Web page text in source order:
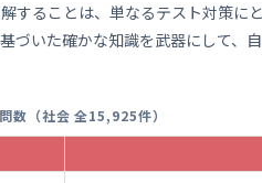
することは、単なるテスト対策に
づいた確かな知識を武器にして、
数（社会 全15,925件）